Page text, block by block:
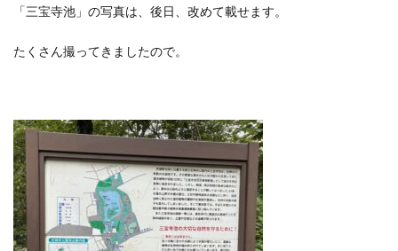
「三宝寺池」の写真は、後日、改めて載せます。
たくさん撮ってきましたので。